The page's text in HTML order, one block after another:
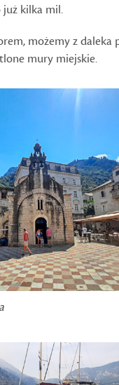
kilka mil.
możemy z daleka
mury miejskie.